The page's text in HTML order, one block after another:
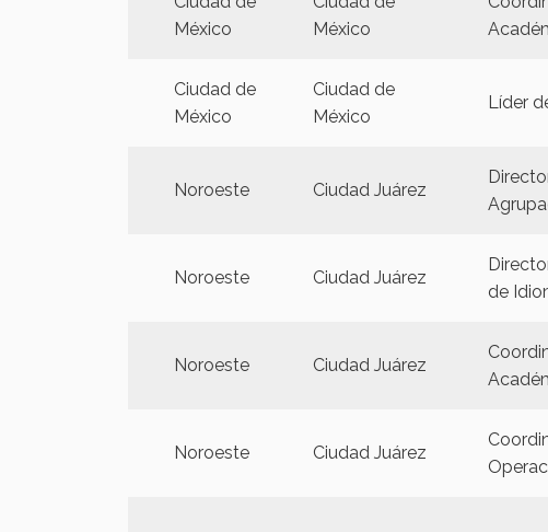
México
México
Ciudad de
México
Ciudad de
México
Líder
Noroeste Ciudad Juárez
Noroeste Ciudad Juárez
de
Noroeste Ciudad Juárez
Noroeste Ciudad Juárez